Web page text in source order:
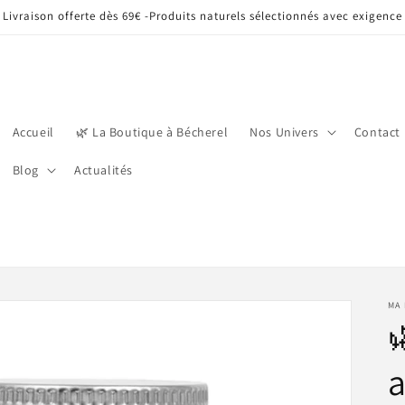
Livraison offerte dès 69€ -Produits naturels sélectionnés avec exigence
Accueil 🌿 La Boutique à Bécherel Nos Univers Contact
Blog Actualités
MA